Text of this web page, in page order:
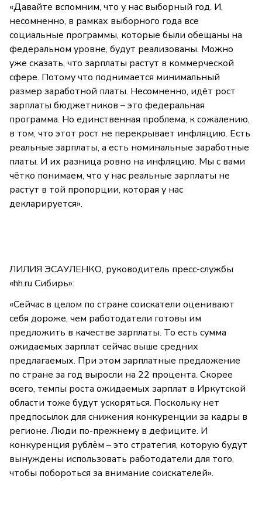
«Давайте вспомним, что у нас выборный год. И,
несомненно, в рамках выборного года все
социальные программы, которые были обещаны на
федеральном уровне, будут реализованы. Можно
уже сказать, что зарплаты растут в коммерческой
сфере. Потому что поднимается минимальный
размер заработной платы. Несомненно, идёт рост
зарплаты бюджетников – это федеральная
программа. Но единственная проблема, к сожалению,
в том, что этот рост не перекрывает инфляцию. Есть
реальные зарплаты, а есть номинальные заработные
платы. И их разница ровно на инфляцию. Мы с вами
чётко понимаем, что у нас реальные зарплаты не
растут в той пропорции, которая у нас
декларируется».
ЛИЛИЯ ЭСАУЛЕНКО, руководитель пресс-службы
«hh.ru Сибирь»:
«Сейчас в целом по стране соискатели оценивают
себя дороже, чем работодатели готовы им
предложить в качестве зарплаты. То есть сумма
ожидаемых зарплат сейчас выше средних
предлагаемых. При этом зарплатные предложение
по стране за год выросли на 22 процента. Скорее
всего, темпы роста ожидаемых зарплат в Иркутской
области тоже будут ускоряться. Поскольку нет
предпосылок для снижения конкуренции за кадры в
регионе. Люди по-прежнему в дефиците. И
конкуренция рублём – это стратегия, которую будут
вынуждены использовать работодатели для того,
чтобы побороться за внимание соискателей».